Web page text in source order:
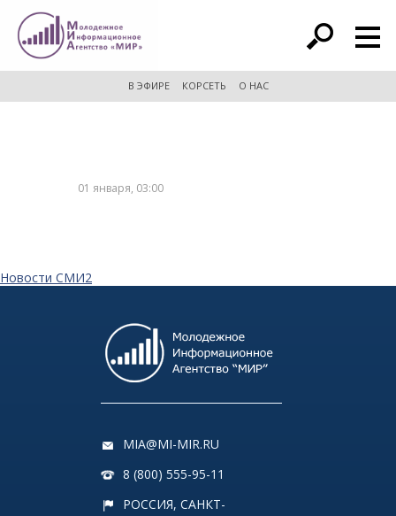
расширенный поиск
В ЭФИРЕ КОРСЕТЬ О НАС
01 января, 03:00
Новости СМИ2
MIA@MI-MIR.RU
8 (800) 555-95-11
РОССИЯ, САНКТ-